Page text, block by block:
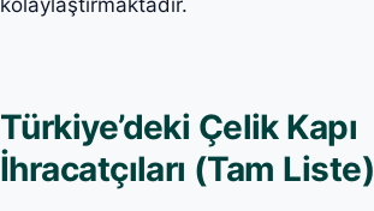
kolaylaştırmaktadır.
Türkiye’deki Çelik Kapı
İhracatçıları (Tam Liste)